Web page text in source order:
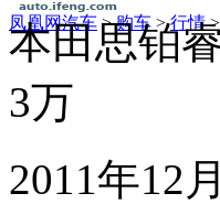
凤凰网汽车 >购车 >行情>
本田思铂
3万
2011年12